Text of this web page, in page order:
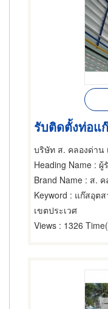
รับติดตั้งท่อแ
บริษัท ส. คลองด่าน
Heading Name : ผู้
Brand Name : ส. ค
Keyword : แก๊สอุต
เขตประเวศ
Views : 1326